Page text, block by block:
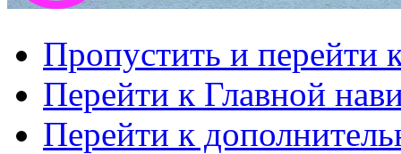
Пропустить и перейти
Перейти к Главной
Перейти к